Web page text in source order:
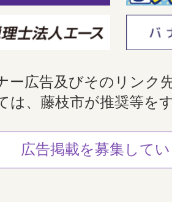
ー広告及びそのリンク
は、藤枝市が推奨等を
広告掲載を募集して